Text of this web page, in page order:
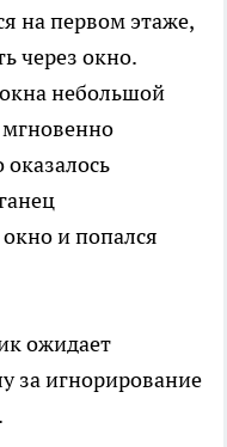
на первом этаже,
через окно.
небольшой
оказалось
и попался
ожидает
за игнорирование